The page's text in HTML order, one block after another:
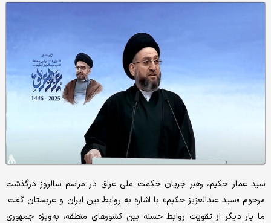
سید عمار حکیم، رهبر جریان حکمت ملی عراق در مراسم سالروز درگذشت
مرحوم «سید عبدالعزیز حکیم» با اشاره به روابط بین ایران و عربستان گفت:
ما بار دیگر از تقویت روابط حسنه بین کشورهای منطقه، به‌ویژه جمهوری